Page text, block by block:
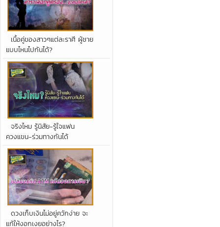
เนื้อคู่ของสาวๆแต่ละราศี ผู้ชาย
แบบไหนไปกันได้?
จริงไหม รู้นิสัย-รู้ใจแฟน
ควงแขน-ร่วมทางกันได้
ดวงเก็บเงินไม่อยู่ควักง่าย จะ
แก้ให้งอกเงยอย่างไร?